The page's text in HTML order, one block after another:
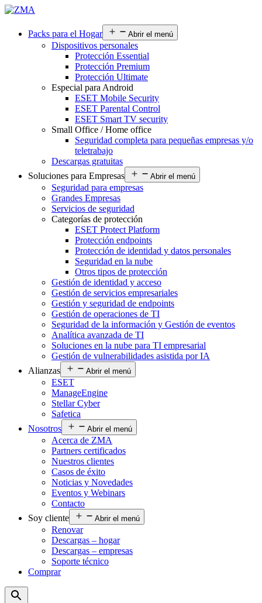
Packs para el Hogar Abrir el menú
Dispositivos personales
Protección Essential
Protección Premium
Protección Ultimate
Especial para Android
ESET Mobile Security
ESET Parental Control
ESET Smart TV security
Small Office / Home office
Seguridad completa para pequeñas empresas y/o
teletrabajo
Descargas gratuitas
Soluciones para Empresas
Abrir el menú
Seguridad para empresas
Grandes Empresas
Servicios de seguridad
Categorías de protección
ESET Protect Platform
Protección endpoints
Protección de identidad y datos personales
Seguridad en la nube
Otros tipos de protección
Gestión de identidad y acceso
Gestión de servicios empresariales
Gestión y seguridad de endpoints
Gestión de operaciones de TI
Seguridad de la información y Gestión de eventos
Analítica avanzada de TI
Soluciones en la nube para TI empresarial
Gestión de vulnerabilidades asistida por IA
Alianzas
Abrir el menú
ESET
ManageEngine
Stellar Cyber
Safetica
Nosotros
Abrir el menú
Acerca de ZMA
Partners certificados
Nuestros clientes
Casos de éxito
Noticias y Novedades
Eventos y Webinars
Contacto
Soy cliente
Abrir el menú
Renovar
Descargas – hogar
Descargas – empresas
Soporte técnico
Comprar